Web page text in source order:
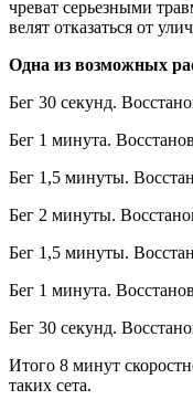
чреват серьезными
велят отказаться от
Одна из возможных
Бег 30 секунд.
Бег 1 минута.
Бег 1,5 минуты.
Бег 2 минуты.
Бег 1,5 минуты.
Бег 1 минута.
Бег 30 секунд.
Итого 8 минут
таких сета.